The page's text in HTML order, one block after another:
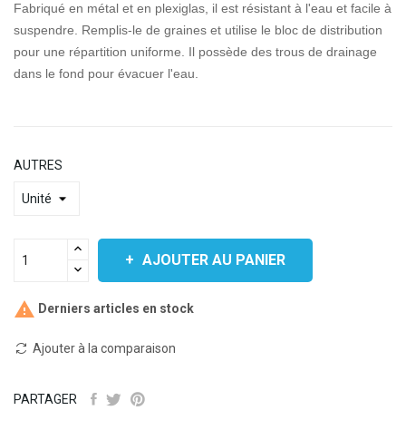
Fabriqué en métal et en plexiglas, il est résistant à l'eau et facile à
suspendre. Remplis-le de graines et utilise le bloc de distribution
pour une répartition uniforme. Il possède des trous de drainage
dans le fond pour évacuer l'eau.
AUTRES
AJOUTER AU PANIER
 Derniers articles en stock
Ajouter à la comparaison
PARTAGER